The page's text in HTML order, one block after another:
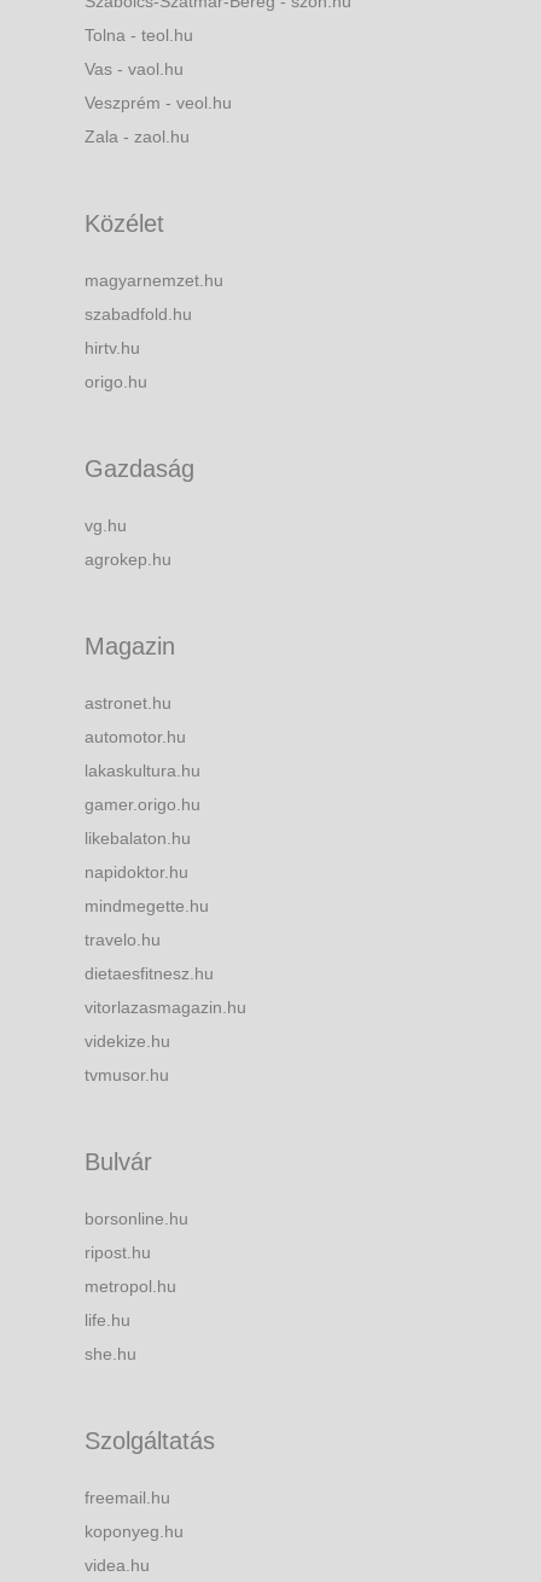
Tolna - teol.hu
Vas - vaol.hu
Veszprém - veol.hu
Zala - zaol.hu
Közélet
magyarnemzet.hu
szabadfold.hu
hirtv.hu
origo.hu
Gazdaság
vg.hu
agrokep.hu
Magazin
astronet.hu
automotor.hu
lakaskultura.hu
gamer.origo.hu
likebalaton.hu
napidoktor.hu
mindmegette.hu
travelo.hu
dietaesfitnesz.hu
vitorlazasmagazin.hu
videkize.hu
tvmusor.hu
Bulvár
borsonline.hu
ripost.hu
metropol.hu
life.hu
she.hu
Szolgáltatás
freemail.hu
koponyeg.hu
videa.hu